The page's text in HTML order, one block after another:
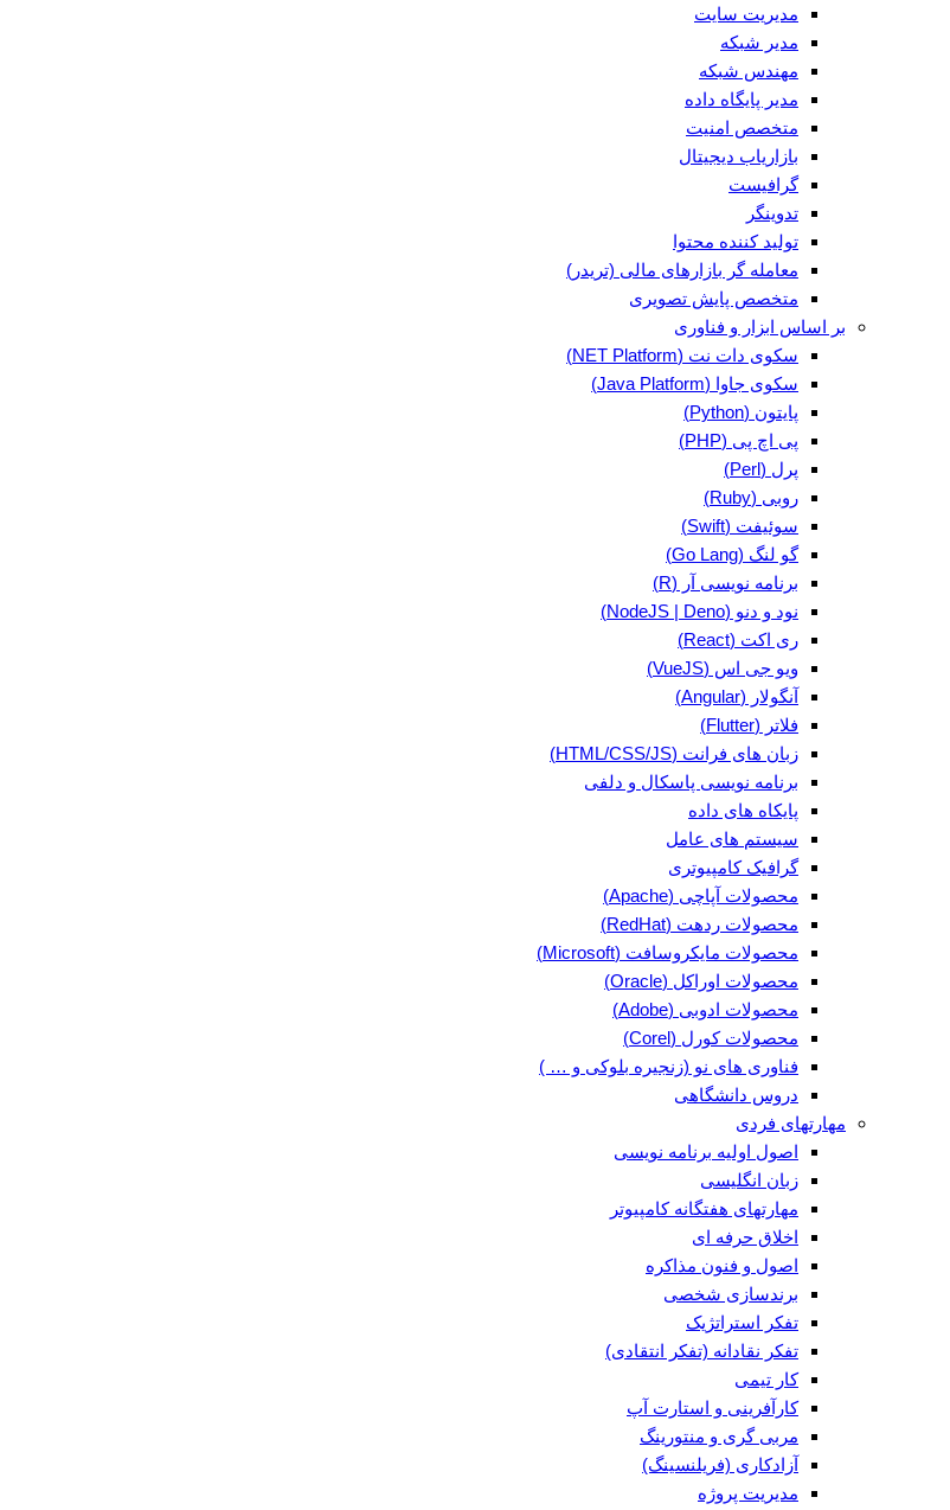
مدیریت سایت
مدیر شبکه
مهندس شبکه
مدیر پایگاه داده
متخصص امنیت
بازاریاب دیجیتال
گرافیست
تدوینگر
تولید کننده محتوا
معامله گر بازارهای مالی (تریدر)
متخصص پایش تصویری
بر اساس ابزار و فناوری
سکوی دات نت (NET Platform)
سکوی جاوا (Java Platform)
پایتون (Python)
پی اچ پی (PHP)
پرل (Perl)
روبی (Ruby)
سوئیفت (Swift)
گو لنگ (Go Lang)
برنامه نویسی آر (R)
نود و دنو (NodeJS | Deno)
ری اکت (React)
ویو جی اس (VueJS)
آنگولار (Angular)
فلاتر (Flutter)
زبان های فرانت (HTML/CSS/JS)
برنامه نویسی پاسکال و دلفی
پایکاه های داده
سیستم های عامل
گرافیک کامپیوتری
محصولات آپاچی (Apache)
محصولات ردهت (RedHat)
محصولات مایکروسافت (Microsoft)
محصولات اوراکل (Oracle)
محصولات ادوبی (Adobe)
محصولات کورل (Corel)
فناوری های نو (زنجیره بلوکی و … )
دروس دانشگاهی
مهارتهای فردی
اصول اولیه برنامه نویسی
زبان انگلیسی
مهارتهای هفتگانه کامپیوتر
اخلاق حرفه ای
اصول و فنون مذاکره
برندسازی شخصی
تفکر استراتژیک
تفکر نقادانه (تفکر انتقادی)
کار تیمی
کارآفرینی و استارت آپ
مربی گری و منتورینگ
آزادکاری (فریلنسینگ)
مدیریت پروژه